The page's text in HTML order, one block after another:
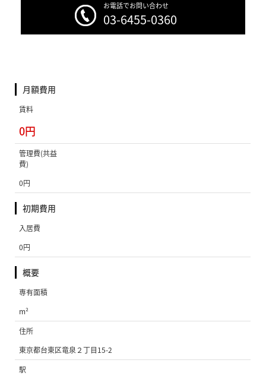
お電話でお問い合わせ
03-6455-0360
月額費用
賃料
0円
管理費(共益
費)
0円
初期費用
入居費
0円
概要
専有面積
m²
住所
東京都台東区竜泉２丁目15-2
駅